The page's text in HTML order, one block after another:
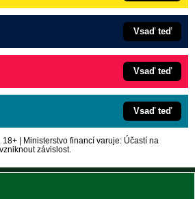
Vsaď teď
Vsaď teď
Vsaď teď
| Ministerstvo financí varuje: Účastí na
závislost.